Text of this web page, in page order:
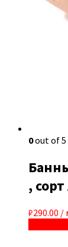
0out of 5
, сорт
₽290.00 /